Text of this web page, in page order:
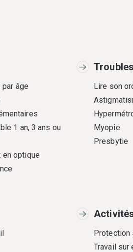
par âge
1 an, 3 ans ou
en optique
Lire son
Myopie
Presbytie
Protection
Travail sur